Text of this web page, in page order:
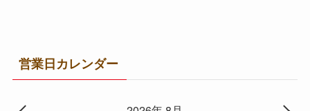
営業日カレンダー